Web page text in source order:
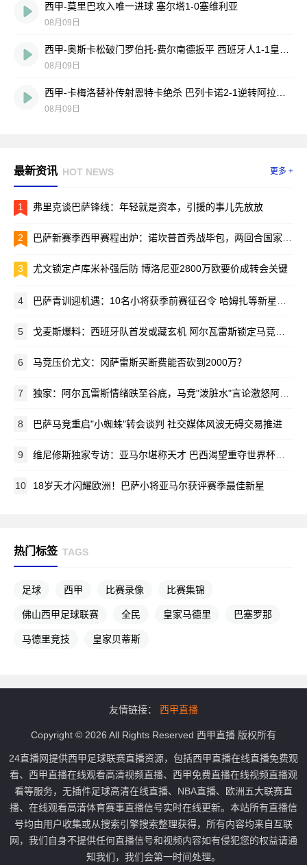
西甲-莫里巴攻入唯一进球 塞尔塔1-0塞维利亚
08月09日
08月09日
08月09日
最新资讯 HOT NEWS 更多 +
1 弗里克谈巴萨锋线：年轻就是资本，引援的事儿先放放
2 巴萨新赛季西甲赛程出炉：诺坎普首秀战毕包，两回合国家德比引爆焦点
3 尤文锁定卢库米补强后防 博洛尼亚2800万欧要价成转会关键
4 巴萨青训迎机遇：10名小将获季前赛征召令 哈姆扎等新星在列
5 戈麦斯爆料：西班牙队首发或藏玄机 阿尔瓦雷斯锁定马竞新赛季蓝图
6 马竞压价尤文：冈萨雷斯买断费能否砍到2000万？
7 独家：阿尔瓦雷斯情绪跌至谷底，马竞"泼脏水"言论激怒阿根廷新星
8 巴萨马竞重启"小蜘蛛"转会谈判 社交媒体风波无碍交易推进
9 维尼修斯独家专访：亚马尔堪称天才 巴西渴望重夺世界杯荣耀
10 18岁天才闪耀欧洲！巴萨小将亚马尔获评赛季最佳新星
热门标签 TAGS
足球 西甲 比赛录像 比赛集锦
佛山西甲足球联赛 全民 皇家马德里 巴塞罗那
马德里竞技 皇家贝蒂斯
友情链接： 西甲直播
Copyright © 2026 All Rights Reserved 西甲直播 版权所有
24直播网提供西甲足球联赛直播资源，包括西甲直播在线直播免费观
看、西甲直播在线观看高清视频直播、西甲免费直播在线视频直播观
看等服务，无插件足球高清在线直播、NBA直播、欧洲五大联赛直
播、在线观看高清体育赛事直播信号实时在线更新。本站所有直播信
号均由用户收集或从搜索引擎搜索整理获得，所有内容均来自互联
网，我们自身不提供任何直播信号和视频内容如有侵犯您的权益请通
知我们，我们会第一时间处理。